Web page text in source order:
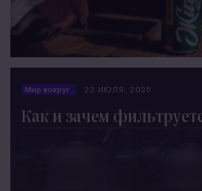
Мир вокруг 23 ИЮЛЯ, 2025
Как и зачем